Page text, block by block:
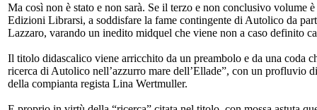
Ma così non è stato e non sarà. Se il terzo e non conclusivo volume
Edizioni Librarsi, a soddisfare la fame contingente di Autolico da
Lazzaro, varando un inedito midquel che viene non a caso definito
Il titolo didascalico viene arricchito da un preambolo e da una coda
ricerca di Autolico nell’azzurro mare dell’Ellade”, con un profluvio
della compianta regista Lina Wertmuller.